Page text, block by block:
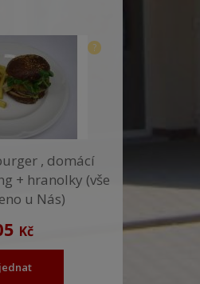
, domácí
+ hranolky (vše
u Nás)
Kč
?